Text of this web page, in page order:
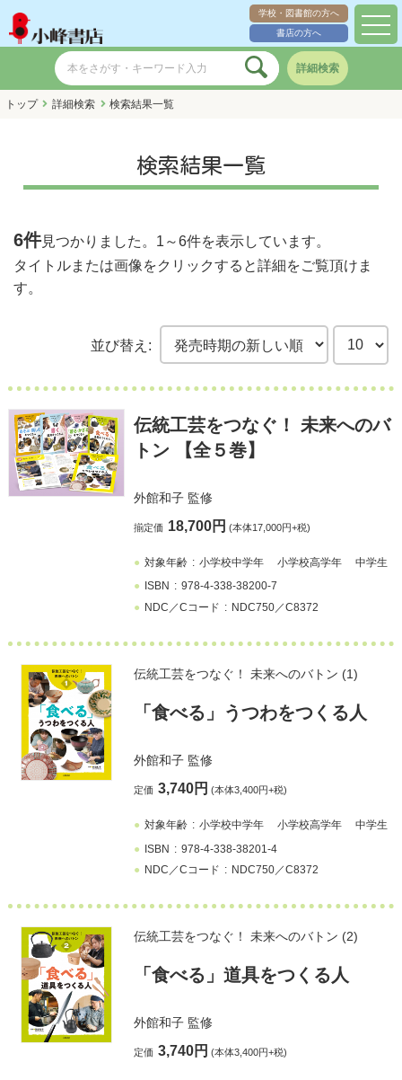
学校・図書館の方へ
書店の方へ
詳細検索
トップ 詳細検索 検索結果一覧
検索結果一覧
6件見つかりました。 1～6件を表示しています。
タイトルまたは画像をクリックすると詳細をご覧頂けま
す。
並び替え:
伝統工芸をつなぐ！ 未来へのバ
トン 【全５巻】
外館和子監修
揃定価 18,700円 (本体17,000円+税)
対象年齢 小学校中学年 小学校高学年
中学生
ISBN
978-4-338-38200-7
NDC／Cコード
NDC750／C8372
伝統工芸をつなぐ！ 未来へのバトン (1)
「食べる」うつわをつくる人
外館和子監修
定価 3,740円 (本体3,400円+税)
対象年齢 小学校中学年 小学校高学年
中学生
ISBN
978-4-338-38201-4
NDC／Cコード
NDC750／C8372
伝統工芸をつなぐ！ 未来へのバトン (2)
「食べる」道具をつくる人
外館和子監修
定価 3,740円 (本体3,400円+税)